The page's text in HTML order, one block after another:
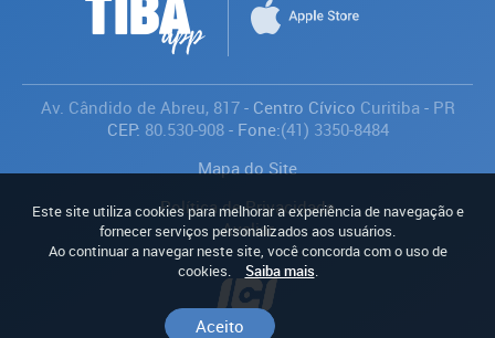
Av. Cândido de Abreu, 817- Centro Cívico Curitiba- PR
CEP: 80.530-908- Fone:(41) 3350-8484
Mapa do Site
Política de Privacidade
Avaliar
Este site utiliza cookies para melhorar a experiência de navegação e
fornecer serviços personalizados aos usuários.
Ao continuar a navegar neste site, você concorda com o uso de
cookies.
Saiba mais.
Aceito